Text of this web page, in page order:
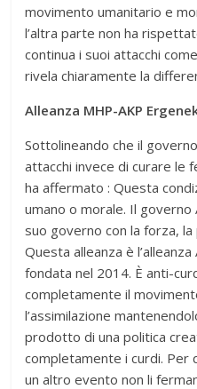
movimento umanitario e
l’altra parte non ha
continua i suoi attacchi
rivela chiaramente la
Alleanza MHP-AKP
Sottolineando che il
attacchi invece di curare
ha affermato : Questa
umano o morale. Il
suo governo con la forza,
Questa alleanza è
fondata nel 2014. È anti-
completamente il
l’assimilazione
prodotto di una politica
completamente i curdi.
un altro evento non li